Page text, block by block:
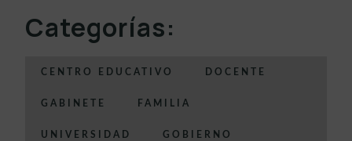
Categorías:
CENTRO EDUCATIVO DOCENTE
GABINETE FAMILIA
UNIVERSIDAD GOBIERNO